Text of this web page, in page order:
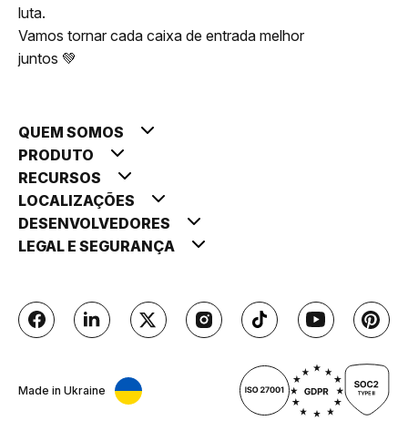
luta.
Vamos tornar cada caixa de entrada melhor
juntos 💚
QUEM SOMOS
PRODUTO
RECURSOS
LOCALIZAÇÕES
DESENVOLVEDORES
LEGAL E SEGURANÇA
Made in Ukraine